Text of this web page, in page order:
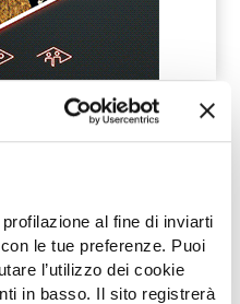
al fine di inviarti
le tue preferenze. Puoi
l’utilizzo dei cookie
in basso. Il sito registrerà